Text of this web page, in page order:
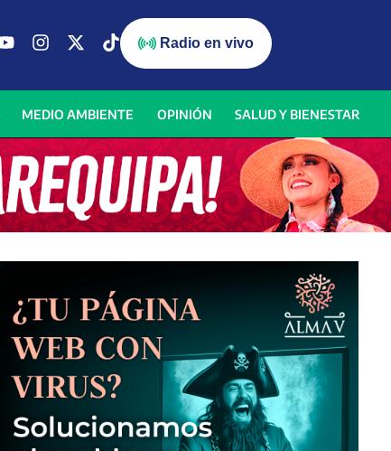
Radio en vivo
MEDIO AMBIENTE OPINIÓN SALUD Y BIENESTAR